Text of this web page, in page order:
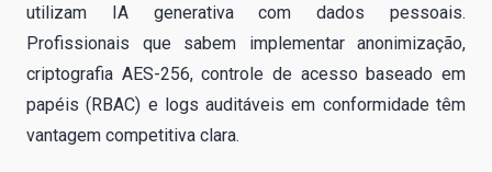
utilizam IA generativa com dados pessoais.
Profissionais que sabem implementar anonimização,
criptografia AES-256, controle de acesso baseado em
papéis (RBAC) e logs auditáveis em conformidade têm
vantagem competitiva clara.